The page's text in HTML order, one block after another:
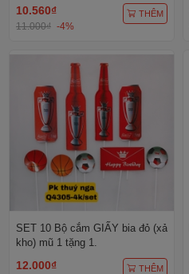
10.560₫
11.000₫ -4%
THÊM
SET 10 Bộ cắm GIẤY bia đỏ (xả
kho) mũ 1 tặng 1.
12.000₫ THÊM